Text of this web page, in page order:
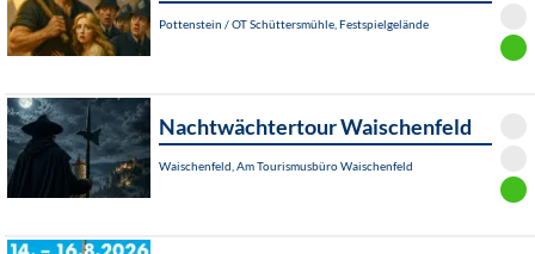
Pottenstein / OT Schüttersmühle, Festspielgelände
Nachtwächtertour Waischenfeld
Waischenfeld, Am Tourismusbüro Waischenfeld